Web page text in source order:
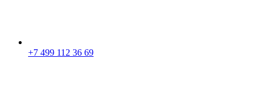
+7 499 112 36 69